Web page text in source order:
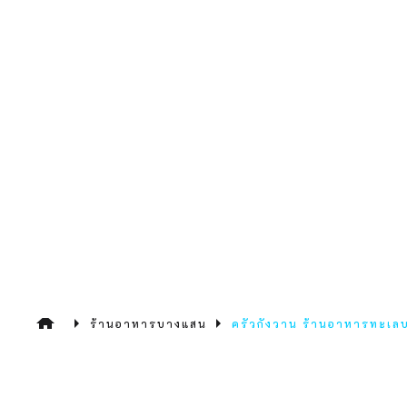
ร้านอาหารบางแสน ครัวกังวาน ร้านอาหารทะเล